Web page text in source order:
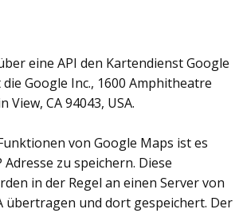
eine API den Kartendienst Google
Google Inc., 1600 Amphitheatre
CA 94043, USA.
von Google Maps ist es
zu speichern. Diese
in der Regel an einen Server von
übertragen und dort gespeichert. Der